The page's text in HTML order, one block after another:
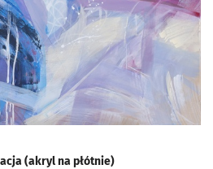
(akryl na płótnie)